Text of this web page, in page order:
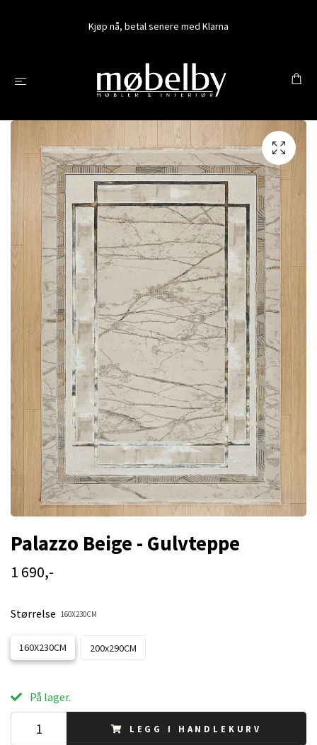
Kjøp nå, betal senere med Klarna
Palazzo Beige - Gulvteppe
1 690,-
Størrelse 160X230CM
160X230CM 200x290CM
På lager.
LEGG I HANDLEKURV